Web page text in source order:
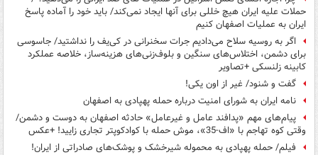
حملات علیه ایران هیچ خللی برای آنها ایجاد نمی‌کند/ باید خود را آماده پاسخ
ایران به عملیات اصفهان کنیم
اگر به روسیه سلاح می‌دادیم جرات سخنرانی در کی‌یف را نداشتید/ جاسوسی
برای دشمن، اختلاس‌های سنگین و بلوف‌زنی‌های هزینه‌ساز، خلاصه عملکرد
کابینه زلنسکی +تصاویر
گفت و شنود/ غیر از اون یکی!
نامه‌ ایران به شورای امنیت درباره حمله پهپادی به اصفهان
پیام‌های مهم «پدافند عامل و غیرعامل» حادثه اصفهان به دوست و دشمن/
وقتی کوه تهاجم با «اف-35»، موش حمله با کوادکوپتر تجاری زایید! +عکس
فیلم/ حمله پهپادی به محموله شیرخشک و پوشک‌های صادراتی از ایران!